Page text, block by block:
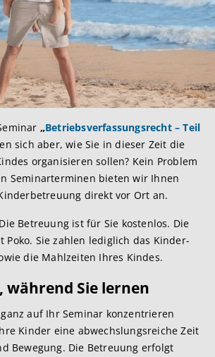
„Betriebsverfassungsrecht – Teil
sich aber, wie Sie in dieser Zeit die
organisieren sollen? Kein Problem
Seminarterminen bieten wir Ihnen
direkt vor Ort an.
Betreuung ist für Sie kostenlos. Die
Poko. Sie zahlen lediglich das Kinder-
die Mahlzeiten Ihres Kindes.
während Sie lernen
auf Ihr Seminar konzentrieren
Kinder eine abwechslungsreiche Zeit
Bewegung. Die Betreuung erfolgt